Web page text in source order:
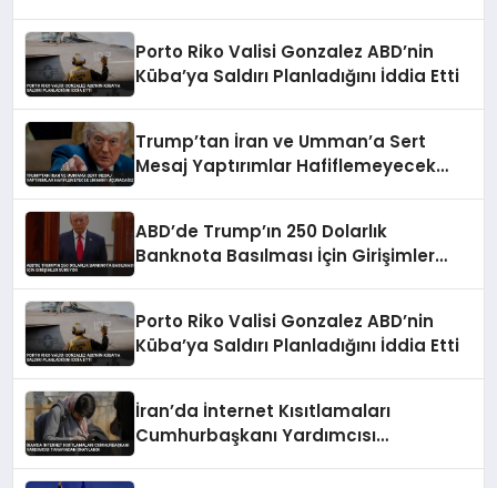
Porto Riko Valisi Gonzalez ABD’nin
Küba’ya Saldırı Planladığını İddia Etti
Trump’tan İran ve Umman’a Sert
Mesaj Yaptırımlar Hafiflemeyecek
ABD’de Trump’ın 250 Dolarlık
Banknota Basılması İçin Girişimler
Porto Riko Valisi Gonzalez ABD’nin
Küba’ya Saldırı Planladığını İddia Etti
İran’da İnternet Kısıtlamaları
Cumhurbaşkanı Yardımcısı